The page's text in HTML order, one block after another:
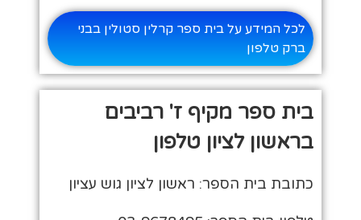
לכל המידע על בית ספר קרלין סטולין בבני
ברק טלפון
בית ספר מקיף ז' רביבים
בראשון לציון טלפון
כתובת בית הספר: ראשון לציון גוש עציון